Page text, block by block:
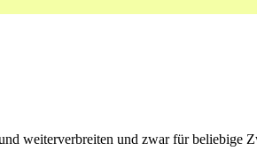
weiterverbreiten und zwar für beliebige